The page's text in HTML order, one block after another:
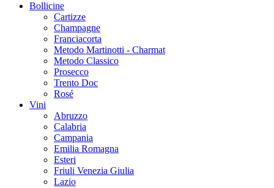
Bollicine
Cartizze
Champagne
Franciacorta
Metodo Martinotti - Charmat
Metodo Classico
Prosecco
Trento Doc
Rosé
Vini
Abruzzo
Calabria
Campania
Emilia Romagna
Esteri
Friuli Venezia Giulia
Lazio